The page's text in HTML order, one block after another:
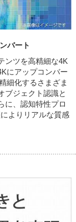
バート
ンツを高精細な4K
にアップコンバー
細化するさまざま
ブジェクト認識と
に、認知特性プロ
よりリアルな質感